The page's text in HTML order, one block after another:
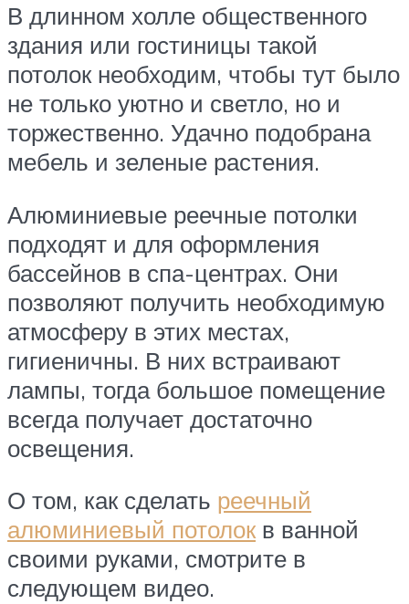
В длинном холле общественного
здания или гостиницы такой
потолок необходим, чтобы тут было
не только уютно и светло, но и
торжественно. Удачно подобрана
мебель и зеленые растения.
Алюминиевые реечные потолки
подходят и для оформления
бассейнов в спа-центрах. Они
позволяют получить необходимую
атмосферу в этих местах,
гигиеничны. В них встраивают
лампы, тогда большое помещение
всегда получает достаточно
освещения.
О том, как сделать реечный
алюминиевый потолок в ванной
своими руками, смотрите в
следующем видео.